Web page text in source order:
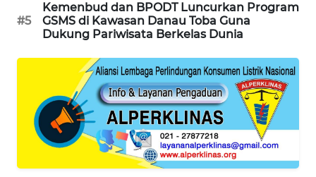
#5
Kemenbud dan BPODT Luncurkan Program
GSMS di Kawasan Danau Toba Guna
Dukung Pariwisata Berkelas Dunia